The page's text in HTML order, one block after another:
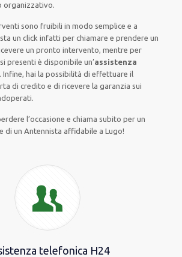
organizzativo.
sono fruibili in modo semplice e a
un click infatti per chiamare e prendere un
un pronto intervento, mentre per
presenti è disponibile un’assistenza
. Infine, hai la possibilità di effettuare il
di credito e di ricevere la garanzia sui
l’occasione e chiama subito per un
di un Antennista affidabile a Lugo!
telefonica H24